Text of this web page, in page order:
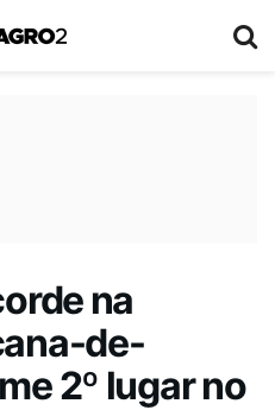
na
de-
2º lugar no